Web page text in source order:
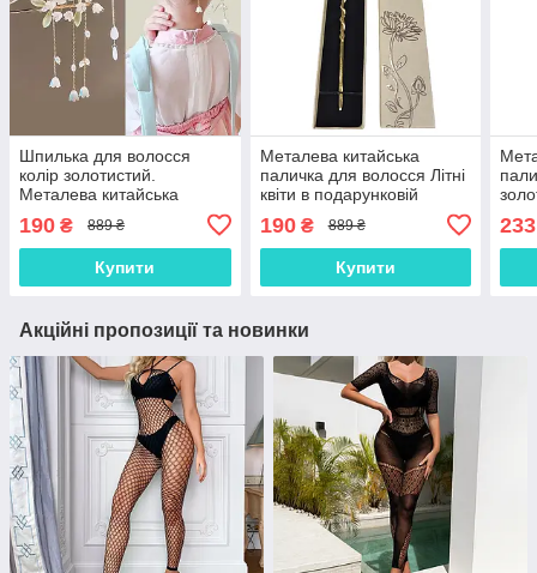
Шпилька для волосся
колір золотистий.
Металева китайська
"Конвалія" з підвіскою 17
см
190 ₴ 889 ₴
Купити
Металева китайська
паличка для волосся Літні
квіти в подарунковій
волосся
190₴ 889 ₴
Купити
233
Акційні пропозиції та новинки